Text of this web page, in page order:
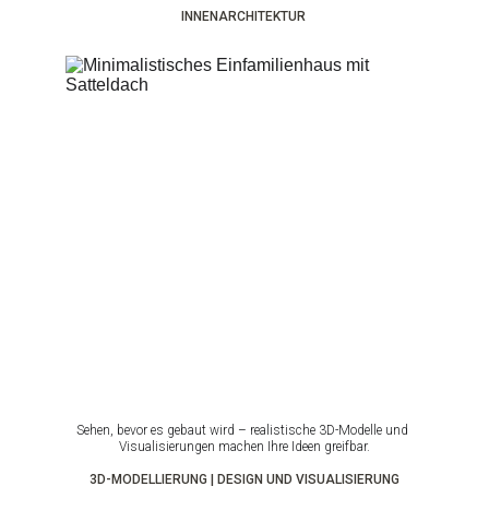
INNENARCHITEKTUR
Sehen, bevor es gebaut wird – realistische 3D-Modelle und
Visualisierungen machen Ihre Ideen greifbar.
3D-MODELLIERUNG | DESIGN UND VISUALISIERUNG